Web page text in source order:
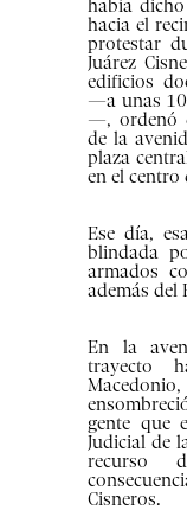
había
hacia el
protestar
Juárez
edificios
—a unas 10
—, ordenó
de la
plaza
en el centro
Ese día,
blindada
armados
además del
En la
trayecto
gente que
Judicial de
recurso
Cisneros.